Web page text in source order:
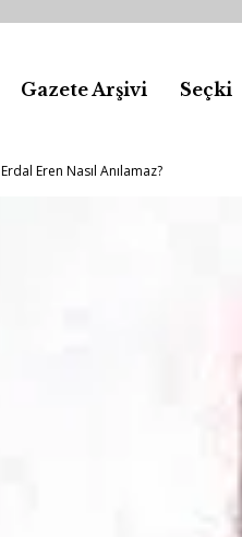
Gazete Arşivi Seçki
Erdal Eren Nasıl Anılamaz?